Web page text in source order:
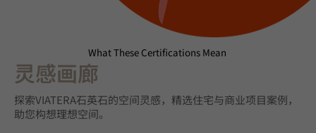
What These Certifications Mean
灵感画廊
探索VIATERA石英石的空间灵感，精选住宅与商业项目案例，
助您构想理想空间。